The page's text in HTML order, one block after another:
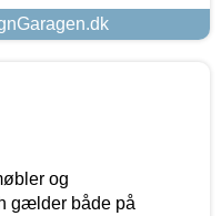
og
gælder både på